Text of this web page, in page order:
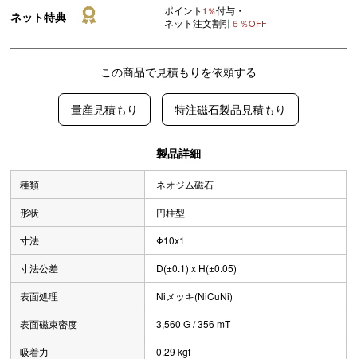
ネット特典 ポイント 1％付与・
ネット注文割引 ５％OFF
この商品で見積もりを依頼する
量産見積もり 特注磁石製品見積もり
製品詳細
種類 ネオジム磁石
形状 円柱型
寸法 Φ10x1
寸法公差 D(±0.1) x H(±0.05)
表面処理 Niメッキ(NiCuNi)
表面磁束密度 3,560 G / 356 mT
吸着力 0.29 kgf